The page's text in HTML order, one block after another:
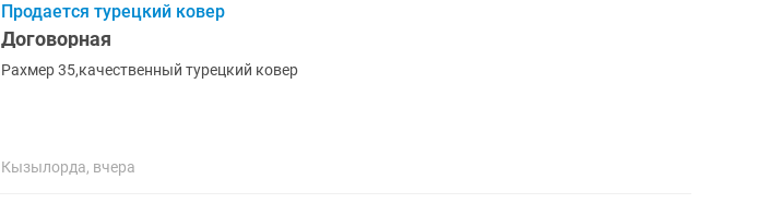
Продается турецкий ковер
Договорная
Рахмер 35,качественный турецкий ковер
Кызылорда, вчера